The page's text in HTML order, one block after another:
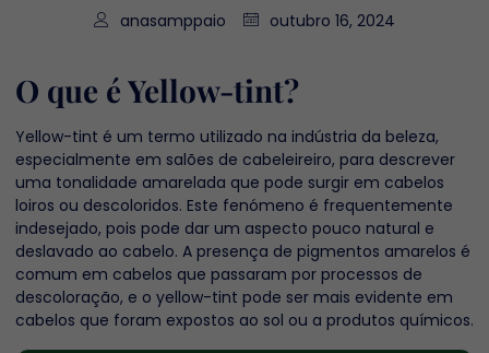
anasamppaio outubro 16, 2024
O que é Yellow-tint?
Yellow-tint é um termo utilizado na indústria da beleza,
especialmente em salões de cabeleireiro, para descrever
uma tonalidade amarelada que pode surgir em cabelos
loiros ou descoloridos. Este fenómeno é frequentemente
indesejado, pois pode dar um aspecto pouco natural e
deslavado ao cabelo. A presença de pigmentos amarelos é
comum em cabelos que passaram por processos de
descoloração, e o yellow-tint pode ser mais evidente em
cabelos que foram expostos ao sol ou a produtos químicos.